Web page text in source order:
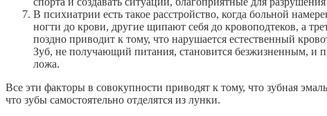
В психиатрии есть такое расстройство, когда больной
ногти до крови, другие щипают себя до кровоподтеков, а
поздно приводит к тому, что нарушается естественный
Зуб, не получающий питания, становится безжизненным, и
ложа.
Все эти факторы в совокупности приводят к тому, что зубная
что зубы самостоятельно отделятся из лунки.